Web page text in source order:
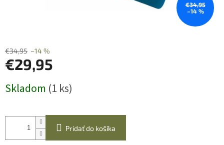
€34,95
–14 %
€34,95 –14 %
€29,95
cena:
Skladom (1 ks)
Pridať do košíka